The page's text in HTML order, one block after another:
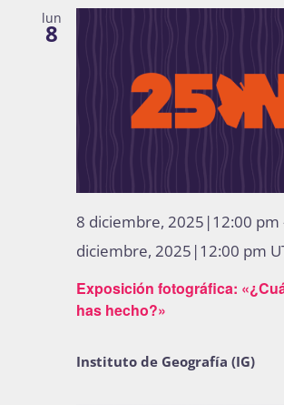
lun
8
Exposición fotográfica:
has hecho?»
8 diciembre, 2025|12:00 pm
diciembre, 2025|12:00 pm
Instituto de Geografía (IG)